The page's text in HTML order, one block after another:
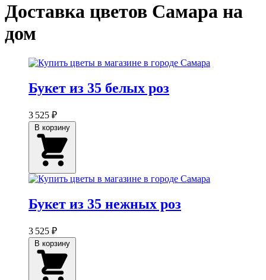
Доставка цветов Самара на
дом
Букет из 35 белых роз
3 525 ₽
Букет из 35 нежных роз
3 525 ₽